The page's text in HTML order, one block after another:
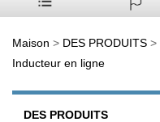
Maison > DES PRODUITS >
Inducteur en ligne
DES PRODUITS